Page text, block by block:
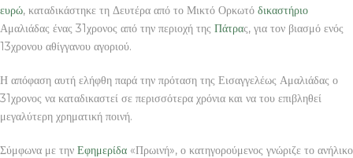
ευρώ, καταδικάστηκε τη Δευτέρα από το Μικτό Ορκωτό δικαστήριο
Αμαλιάδας ένας 31χρονος από την περιοχή της Πάτρας, για τον βιασμό ενός
13χρονου αθίγγανου αγοριού.
Η απόφαση αυτή ελήφθη παρά την πρόταση της Εισαγγελέως Αμαλιάδας ο
31χρονος να καταδικαστεί σε περισσότερα χρόνια και να του επιβληθεί
μεγαλύτερη χρηματική ποινή.
Σύμφωνα με την Εφημερίδα «Πρωινή», ο κατηγορούμενος γνώριζε το ανήλικο